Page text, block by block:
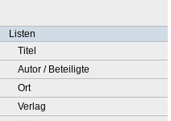
Listen
Titel
Autor / Beteiligte
Ort
Verlag